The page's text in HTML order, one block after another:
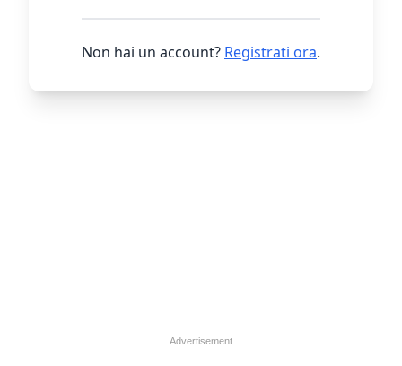
Non hai un account? Registrati ora.